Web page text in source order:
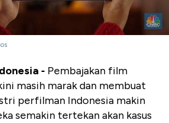
- Pembajakan film
masih marak dan membuat
perfilman Indonesia makin
semakin tertekan akan kasus